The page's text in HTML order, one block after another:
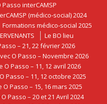
interCAMSP
(médico-social) 2024
Formations médico-social 2025
Le BO lieu
– 21, 22 février 2026
O Passo – Novembre 2026
Passo – 11, 12 avril 2026
Passo – 11, 12 octobre 2025
Passo – 15, 16 mars 2025
Passo – 20 et 21 Avril 2024